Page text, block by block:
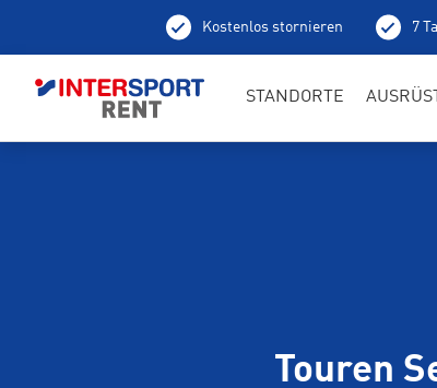
Kostenlos stornieren 7
STANDORTE
Touren